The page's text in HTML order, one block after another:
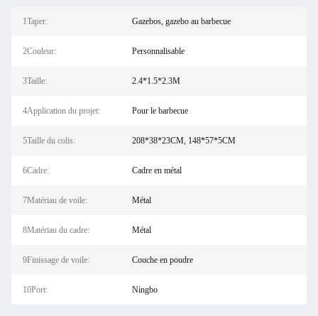
1Taper: Gazebos, gazebo au barbecue
2Couleur: Personnalisable
3Taille: 2.4*1.5*2.3M
4Application du projet: Pour le barbecue
5Taille du colis: 208*38*23CM, 148*57*5CM
6Cadre: Cadre en métal
7Matériau de voile: Métal
8Matériau du cadre: Métal
9Finissage de voile: Couche en poudre
10Port: Ningbo